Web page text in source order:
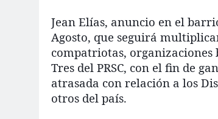
Jean Elías, anuncio en el
Agosto, que seguirá
compatriotas,
Tres del PRSC, con el fin de
atrasada con relación a los
otros del país.